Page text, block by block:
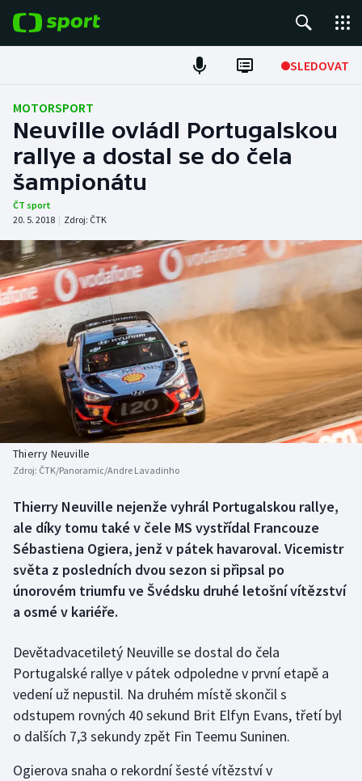
SLEDOVAT
Fotbal
Hokej
Tenis
Atletika
Cyklistika
DALŠÍ SPORTY
Americký fotbal
Baseball a softbal
Basketbal
Biatlon
Box
Curling
Dostihy
Florbal
Futsal
Golf
Gymnastika
NEPŘEHLÉDNĚTE
Soutěže
Historické návraty
Aplikace ČT sport
MOTORSPORT
Neuville ovládl Portugalskou
rallye a dostal se do čela
šampionátu
ČT sport
20. 5. 2018 | Zdroj: ČTK
Thierry Neuville
Zdroj: ČTK/Panoramic/Andre Lavadinho
Thierry Neuville nejenže vyhrál Portugalskou rallye,
ale díky tomu také v čele MS vystřídal Francouze
Sébastiena Ogiera, jenž v pátek havaroval. Vicemistr
světa z posledních dvou sezon si připsal po
únorovém triumfu ve Švédsku druhé letošní vítězství
a osmé v kariéře.
Devětadvacetiletý Neuville se dostal do čela
Portugalské rallye v pátek odpoledne v první etapě a
vedení už nepustil. Na druhém místě skončil s
odstupem rovných 40 sekund Brit Elfyn Evans, třetí byl
o dalších 7,3 sekundy zpět Fin Teemu Suninen.
Ogierova snaha o rekordní šesté vítězství v